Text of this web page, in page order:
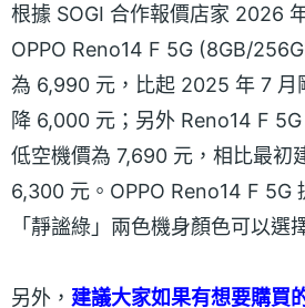
根據 SOGI 合作報價店家 2026
OPPO Reno14 F 5G (8GB/
為 6,990 元，比起 2025 年 7 月
降 6,000 元；另外 Reno14 F
低空機價為 7,690 元，相比最初
6,300 元。OPPO Reno14 F 5G
「靜謐綠」兩色機身顏色可以選
另外， 建議大家如果有想要購買